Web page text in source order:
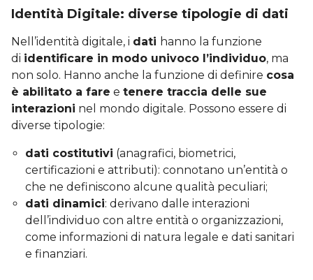
Identità Digitale: diverse tipologie di dati
Nell’identità digitale, i dati hanno la funzione
di identificare in modo univoco l’individuo, ma
non solo. Hanno anche la funzione di definire cosa
è abilitato a fare e tenere traccia delle sue
interazioni nel mondo digitale. Possono essere di
diverse tipologie:
dati costitutivi (anagrafici, biometrici,
certificazioni e attributi): connotano un’entità o
che ne definiscono alcune qualità peculiari;
dati dinamici: derivano dalle interazioni
dell’individuo con altre entità o organizzazioni,
come informazioni di natura legale e dati sanitari
e finanziari.